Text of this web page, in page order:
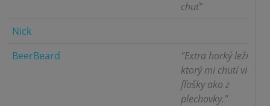
chuť"
Nick
BeerBeard
"Extra horký ležiak
ktorý mi chutí viac z
fľašky ako z
plechovky."